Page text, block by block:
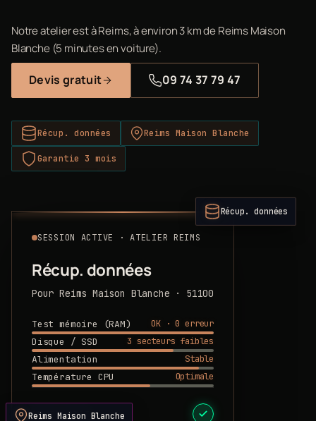
Notre atelier est à Reims, à environ 3 km de Reims Maison
Blanche (5 minutes en voiture).
Devis gratuit 09 74 37 79 47
Récup. données Reims Maison Blanche
Garantie 3 mois
SESSION ACTIVE · ATELIER REIMS
Récup. données
Pour Reims Maison Blanche · 51100
Test mémoire (RAM)
OK · 0 erreur
Disque / SSD
3 secteurs faibles
Alimentation
Stable
Température CPU
Optimale
DEVIS PRÊT
Récup. données
Reims Maison Blanche